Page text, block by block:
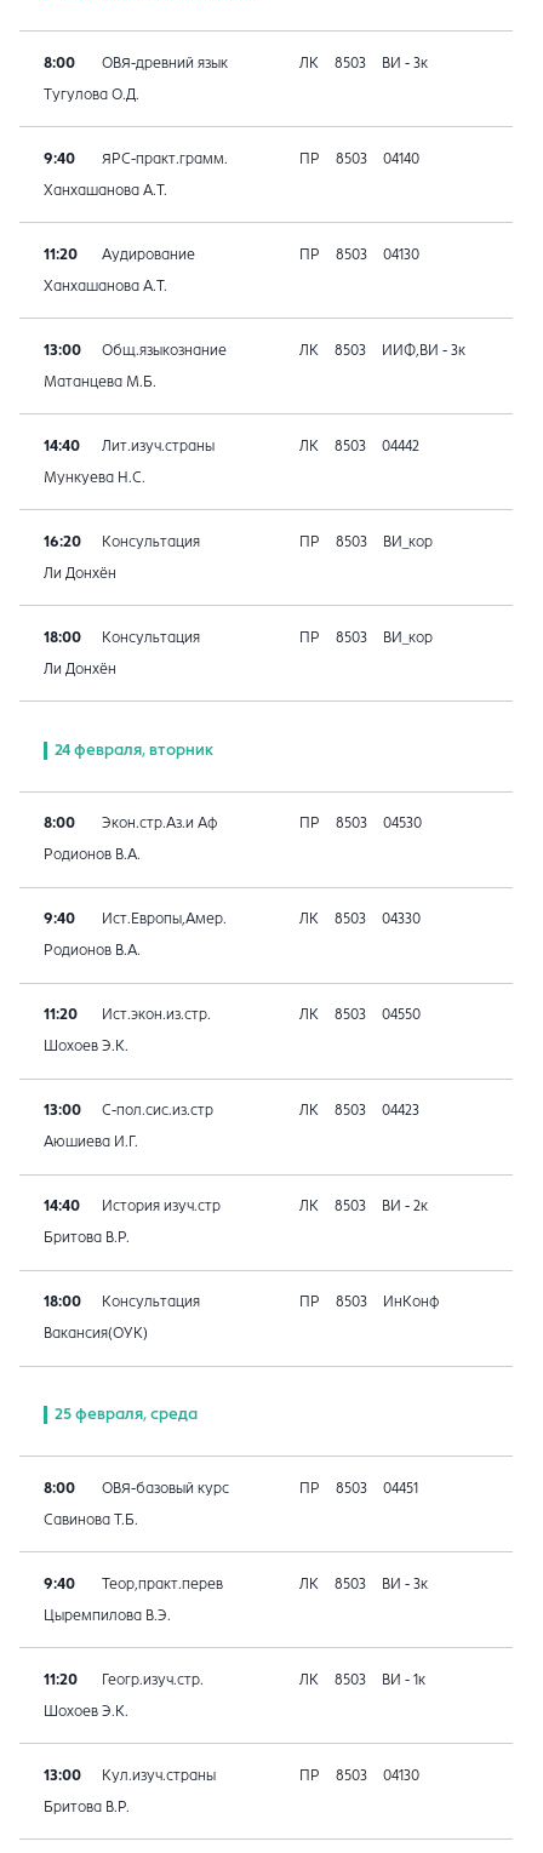
8:00 ОВЯ-древний язык ЛК 8503 ВИ - 3к
Тугулова О.Д.
9:40 ЯРС-практ.грамм. ПР 8503 04140
Ханхашанова А.Т.
11:20 Аудирование ПР 8503 04130
Ханхашанова А.Т.
13:00 Общ.языкознание ЛК 8503 ИИФ,ВИ - 3к
Матанцева М.Б.
14:40 Лит.изуч.страны ЛК 8503 04442
Мункуева Н.С.
16:20 Консультация ПР 8503 ВИ_кор
Ли Донхён
18:00 Консультация ПР 8503 ВИ_кор
Ли Донхён
24 февраля, вторник
8:00 Экон.стр.Аз.и Аф ПР 8503 04530
Родионов В.А.
9:40 Ист.Европы,Амер. ЛК 8503 04330
Родионов В.А.
11:20 Ист.экон.из.стр. ЛК 8503 04550
Шохоев Э.К.
13:00 С-пол.сис.из.стр ЛК 8503 04423
Аюшиева И.Г.
14:40 История изуч.стр ЛК 8503 ВИ - 2к
Бритова В.Р.
18:00 Консультация ПР 8503 ИнКонф
Вакансия(ОУК)
25 февраля, среда
8:00 ОВЯ-базовый курс ПР 8503 04451
Савинова Т.Б.
9:40 Теор,практ.перев ЛК 8503 ВИ - 3к
Цыремпилова В.Э.
11:20 Геогр.изуч.стр. ЛК 8503 ВИ - 1к
Шохоев Э.К.
13:00 Кул.изуч.страны ПР 8503 04130
Бритова В.Р.